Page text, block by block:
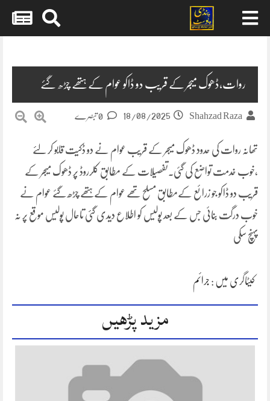
روات،ڈھوک میجر کے قریب دو ڈاکو عوام کے ہتھے چڑھ گئے
Shahzad Raza
18/08/2025
تھانہ روات کی حدود ڈھوک میجر کے قریب عوام نے دو ڈکیت قابو کر لئے
،خوب خدمت تواضع کی گئی۔تفصیلات کے مطابق کلرروڈ پر ڈھوک میجر کے
قریب دو ڈاکو جو زرائع کےمطابق مسلح تھے عوام کے ہتھے چڑھ گئے عوام نے
خوب درگت بنائی جس کے بعد پولیس کو اطلاع دیدی گئی تاحال پولیس موقع پر نہ
پہنچ سکی
کیٹاگری میں : جرائم
مزید پڑھیں